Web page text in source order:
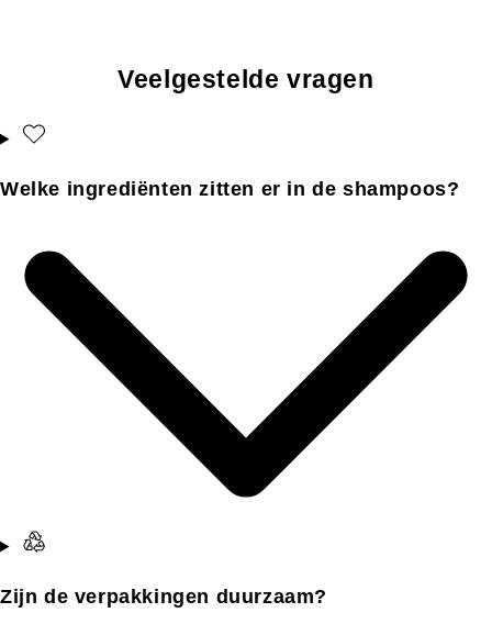
Veelgestelde vragen
Welke ingrediënten zitten er in de shampoos?
Zijn de verpakkingen duurzaam?